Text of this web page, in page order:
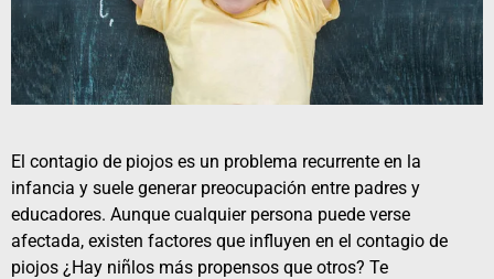
El contagio de piojos es un problema recurrente en la
infancia y suele generar preocupación entre padres y
educadores. Aunque cualquier persona puede verse
afectada, existen factores que influyen en el contagio de
piojos ¿Hay niñlos más propensos que otros? Te